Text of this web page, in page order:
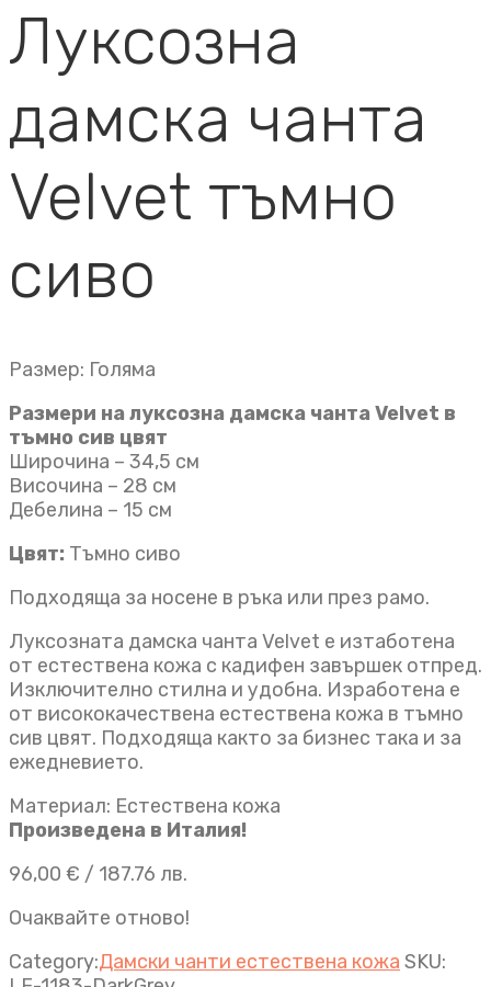
Луксозна
дамска чанта
Velvet тъмно
сиво
Размер: Голяма
Размери на луксозна дамска чанта Velvet в
тъмно сив цвят
Широчина – 34,5 см
Височина – 28 см
Дебелина – 15 см
Цвят: Тъмно сиво
Подходяща за носене в ръка или през рамо.
Луксозната дамска чанта Velvet е изтаботена
от естествена кожа с кадифен завършек отпред.
Изключително стилна и удобна. Изработена е
от висококачествена естествена кожа в тъмно
сив цвят. Подходяща както за бизнес така и за
ежедневието.
Материал: Естествена кожа
Произведена в Италия!
96,00 € / 187.76 лв.
Очаквайте отново!
Category:Дамски чанти естествена кожа SKU: